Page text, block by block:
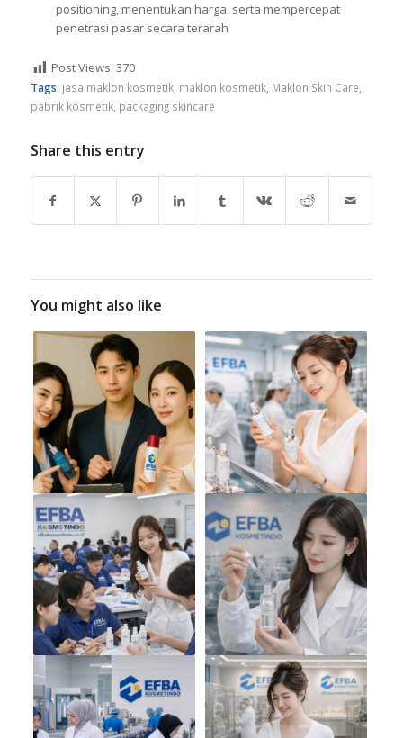
positioning, menentukan harga, serta mempercepat
penetrasi pasar secara terarah
Post Views: 370
Tags: jasa maklon kosmetik, maklon kosmetik, Maklon Skin Care
pabrik kosmetik, packaging skincare
Share this entry
You might also like